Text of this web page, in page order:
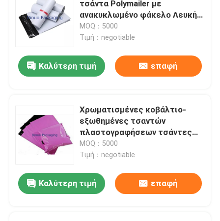
τσάντα Polymailer με
ανακυκλωμένο φάκελο Λευκή
Μαύρη για ταχεία αποστολή με
ταχυμεταφορές
MOQ：5000
Τιμή：negotiable
Καλύτερη τιμή επαφή
Χρωματισμένες κοβάλτιο-
εξωθημένες τσαντών
πλαστογραφήσεων τσάντες
συσκευασίας αγγελιαφόρων
απόδειξης εμφανείς
MOQ：5000
Τιμή：negotiable
Καλύτερη τιμή επαφή